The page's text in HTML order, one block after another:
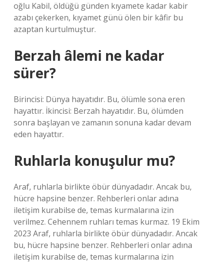
oğlu Kabil, öldüğü günden kıyamete kadar kabir
azabı çekerken, kıyamet günü ölen bir kâfir bu
azaptan kurtulmuştur.
Berzah âlemi ne kadar
sürer?
Birincisi: Dünya hayatıdır. Bu, ölümle sona eren
hayattır. İkincisi: Berzah hayatıdır. Bu, ölümden
sonra başlayan ve zamanın sonuna kadar devam
eden hayattır.
Ruhlarla konuşulur mu?
Araf, ruhlarla birlikte öbür dünyadadır. Ancak bu,
hücre hapsine benzer. Rehberleri onlar adına
iletişim kurabilse de, temas kurmalarına izin
verilmez. Cehennem ruhları temas kurmaz. 19 Ekim
2023 Araf, ruhlarla birlikte öbür dünyadadır. Ancak
bu, hücre hapsine benzer. Rehberleri onlar adına
iletişim kurabilse de, temas kurmalarına izin